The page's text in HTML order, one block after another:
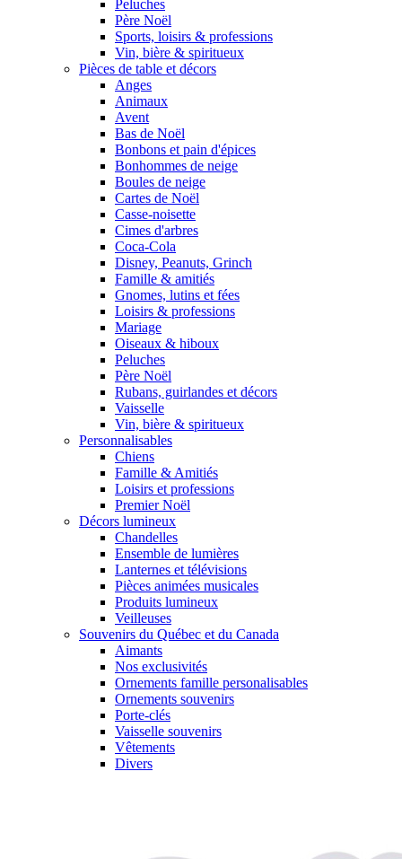
Peluches
Père Noël
Sports, loisirs & professions
Vin, bière & spiritueux
Pièces de table et décors
Anges
Animaux
Avent
Bas de Noël
Bonbons et pain d'épices
Bonhommes de neige
Boules de neige
Cartes de Noël
Casse-noisette
Cimes d'arbres
Coca-Cola
Disney, Peanuts, Grinch
Famille & amitiés
Gnomes, lutins et fées
Loisirs & professions
Mariage
Oiseaux & hiboux
Peluches
Père Noël
Rubans, guirlandes et décors
Vaisselle
Vin, bière & spiritueux
Personnalisables
Chiens
Famille & Amitiés
Loisirs et professions
Premier Noël
Décors lumineux
Chandelles
Ensemble de lumières
Lanternes et télévisions
Pièces animées musicales
Produits lumineux
Veilleuses
Souvenirs du Québec et du Canada
Aimants
Nos exclusivités
Ornements famille personalisables
Ornements souvenirs
Porte-clés
Vaisselle souvenirs
Vêtements
Divers